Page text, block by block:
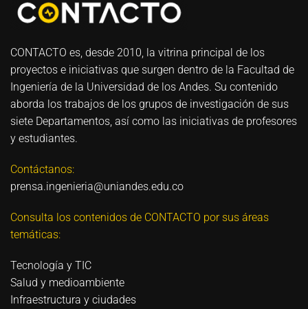
CONTACTO es, desde 2010, la vitrina principal de los
proyectos e iniciativas que surgen dentro de la Facultad de
Ingeniería de la Universidad de los Andes. Su contenido
aborda los trabajos de los grupos de investigación de sus
siete Departamentos, así como las iniciativas de profesores
y estudiantes.
Contáctanos:
prensa.ingenieria@uniandes.edu.co
Consulta los contenidos de CONTACTO por sus áreas
temáticas:
Tecnología y TIC
Salud y medioambiente
Infraestructura y ciudades